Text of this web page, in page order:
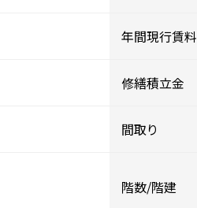
年間現行賃料
修繕積立金
間取り
階数/階建